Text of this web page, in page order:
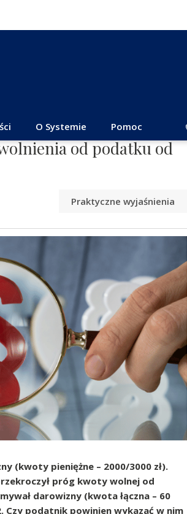
O Systemie Pomoc
od podatku od
Praktyczne wyjaśnienia
(kwoty pieniężne – 2000/3000 zł).
próg kwoty wolnej od
darowizny (kwota łączna – 60
Czy podatnik powinien wykazać w nim